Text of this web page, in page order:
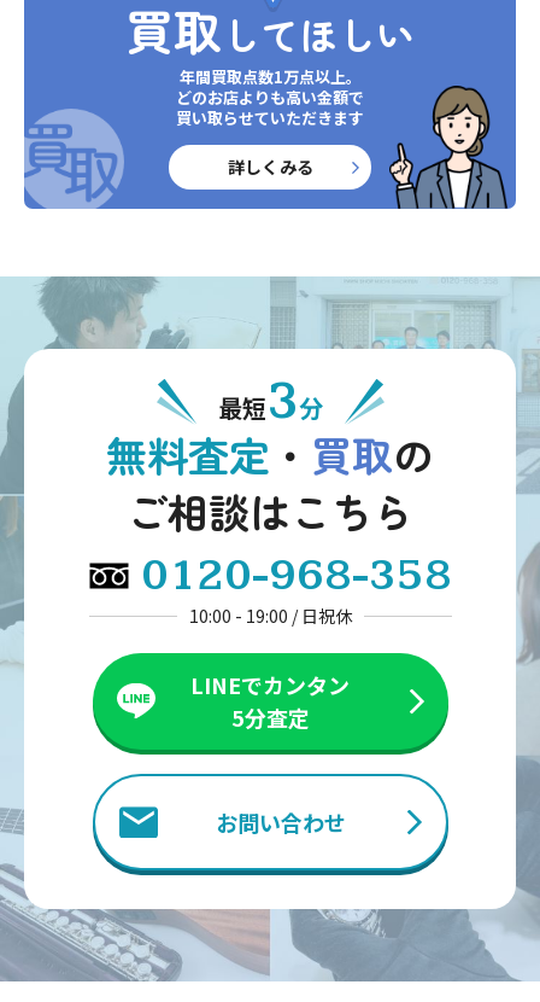
買取 してほしい
年間買取点数1万点以上。
どのお店よりも高い金額で
買い取らせていただきます
詳しくみる
最短3分
無料査定 ・ 買取の
ご相談はこちら
0120-968-358
10:00 - 19:00 / 日祝休
LINEでカンタン
5分査定
お問い合わせ